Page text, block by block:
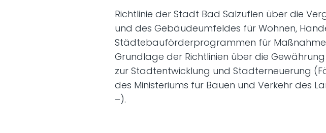
Richtlinie der Stadt Bad Salzuflen über die
und des Gebäudeumfeldes für Wohnen,
Städtebauförderprogrammen für
Grundlage der Richtlinien über die
zur Stadtentwicklung und Stadterneuerung
des Ministeriums für Bauen und Verkehr des
–).